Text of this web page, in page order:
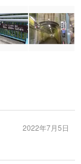
2022年7月5日